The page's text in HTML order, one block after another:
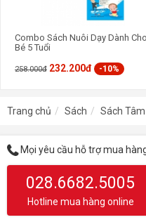
Combo Sách Nuôi Dạy Dành Cho
Bé 5 Tuổi
258.000đ 232.200đ -10%
Trang chủ Sách Sách Tâm
Mọi yêu cầu hỗ trợ mua
028.6682.5005
Hotline mua hàng online